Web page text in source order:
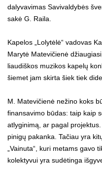
dalyvavimas Savivaldybės
sakė G. Raila.
Kapelos „Lolytėlė“ vadovas
Marytė Matevičienė
liaudiškos muzikos kapelų
šiemet jam skirta šiek tiek
M. Matevičienė nežino koks
finansavimo būdas: taip kaip
atlyginimą, ar pagal
pinigų pakanka. Tačiau yra
„Vainuta“, kuri metams gavo
kolektyvui yra sudėtinga